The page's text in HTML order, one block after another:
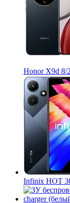
Honor X9d 8/
Infinix HOT